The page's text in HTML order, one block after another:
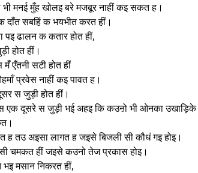
भी मनई मुँह खोलइ बरे मजबूर नाहीं कइ सकत ह।
सबहिं क भयभीत करत हीं।
पइ ढालन क कतार होत हीं,
होत हीं।
एँतनी सटी होत हीं
प्रवेस नाहीं कइ पावत ह।
स जुड़ी होत हीं।
एक दूसरे स जुड़ी भई अहइ कि कउऩो भी ओनका उखाड़िके
ह तउ अइसा लागत ह जइसे बिजली सी कौधं गइ होइ।
चमकत हीं जइसे कउनो तेज प्रकास होइ।
मसान निकरत हीं,